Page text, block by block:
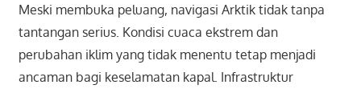
Meski membuka peluang, navigasi Arktik tidak tanpa
tantangan serius. Kondisi cuaca ekstrem dan
perubahan iklim yang tidak menentu tetap menjadi
ancaman bagi keselamatan kapal. Infrastruktur